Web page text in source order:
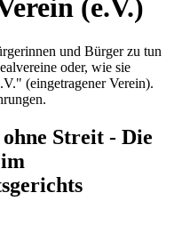
(e.V.)
und Bürger zu tun
oder, wie sie
(eingetragener Verein).
Streit - Die